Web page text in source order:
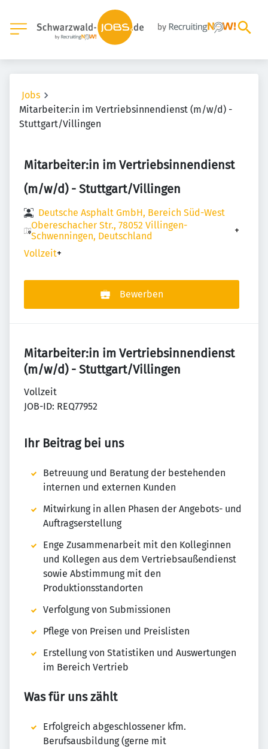
Jobs
Mitarbeiter:in im Vertriebsinnendienst (m/w/d) -
Stuttgart/Villingen
Mitarbeiter:in im Vertriebsinnendienst
(m/w/d) - Stuttgart/Villingen
Deutsche Asphalt GmbH, Bereich Süd-West
Obereschacher Str., 78052 Villingen-
Schwenningen, Deutschland
+
Vollzeit+
Bewerben
Mitarbeiter:in im Vertriebsinnendienst
(m/w/d) - Stuttgart/Villingen
Vollzeit
JOB-ID: REQ77952
Ihr Beitrag bei uns
Betreuung und Beratung der bestehenden
internen und externen Kunden
Mitwirkung in allen Phasen der Angebots- und
Auftragserstellung
Enge Zusammenarbeit mit den Kolleginnen
und Kollegen aus dem Vertriebsaußendienst
sowie Abstimmung mit den
Produktionsstandorten
Verfolgung von Submissionen
Pflege von Preisen und Preislisten
Erstellung von Statistiken und Auswertungen
im Bereich Vertrieb
Was für uns zählt
Erfolgreich abgeschlossener kfm.
Berufsausbildung (gerne mit